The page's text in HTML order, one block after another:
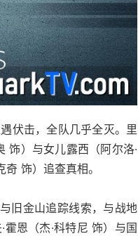
伏击，全队几乎全灭。里
饰）与女儿露西（阿尔洛·
饰）追查真相。
旧金山追踪线索，与战地
恩（杰·科特尼 饰）与国